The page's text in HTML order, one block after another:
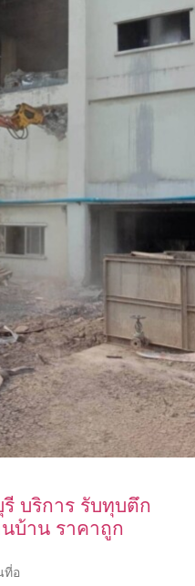
บริการ รับทุบตึก
บ้าน ราคาถูก
ที่อ